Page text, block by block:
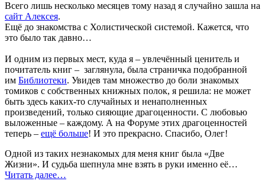
Всего лишь несколько месяцев тому назад я случайно зашла на
сайт Алексея.
Ещё до знакомства с Холистической системой. Кажется, что
это было так давно…
И одним из первых мест, куда я – увлечённый ценитель и
почитатель книг – заглянула, была страничка подобранной
им Библиотеки. Увидев там множество до боли знакомых
томиков с собственных книжных полок, я решила: не может
быть здесь каких-то случайных и ненаполненных
произведений, только сияющие драгоценности. С любовью
выложенные – каждому. А на Форуме этих драгоценностей
теперь – ещё больше! И это прекрасно. Спасибо, Олег!
Одной из таких незнакомых для меня книг была «Две
Жизни». И судьба шепнула мне взять в руки именно её…
Читать далее…